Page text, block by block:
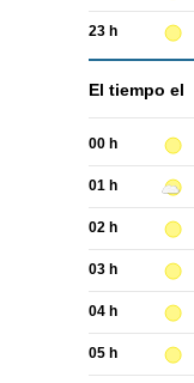
23 h
El tiempo el
00 h
01 h
02 h
03 h
04 h
05 h